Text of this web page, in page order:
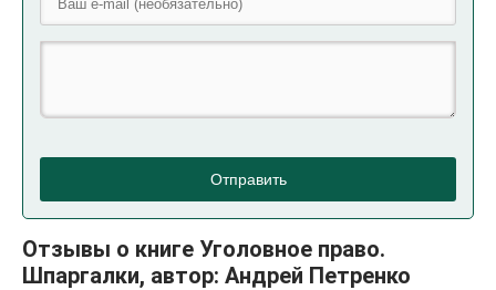
Отправить
Отзывы о книге Уголовное право.
Шпаргалки, автор: Андрей Петренко